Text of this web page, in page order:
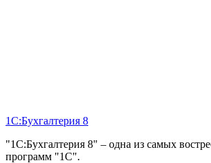
1С:Бухгалтерия 8
"1С:Бухгалтерия 8" – одна из самых
программ "1С".